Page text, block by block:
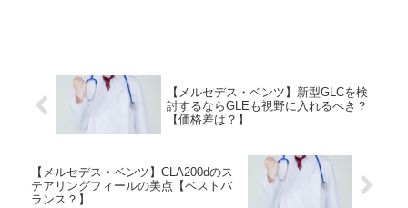
【メルセデス・ベンツ】新型GLCを検
討するならGLEも視野に入れるべき？
【価格差は？】
【メルセデス・ベンツ】CLA200dのス
テアリングフィールの美点【ベストバ
ランス？】